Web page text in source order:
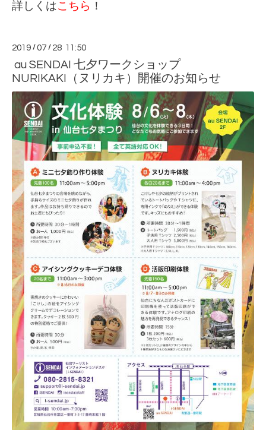
詳しくはこちら ！
2019 /07 / 28 11:50
au SENDAI 七夕ワークショップ
NURIKAKI（ヌリカキ）開催のお知らせ